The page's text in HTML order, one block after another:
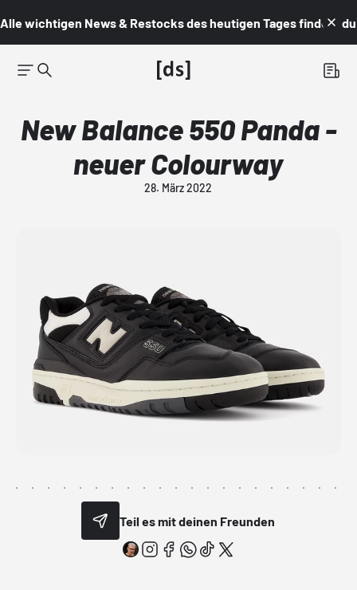
Alle wichtigen News & Restocks des heutigen Tages findest du
New Balance 550 Panda -
neuer Colourway
28. März 2022
Teil es mit deinen Freunden